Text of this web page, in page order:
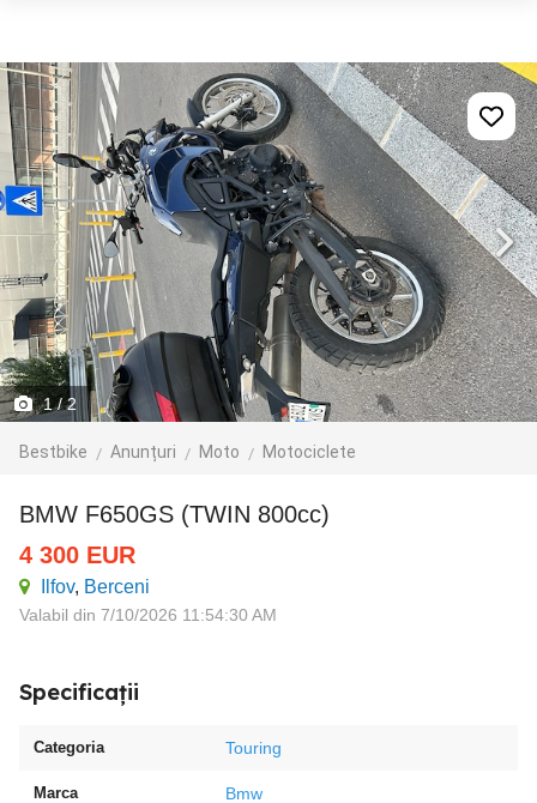
1/ 2
Bestbike Anunțuri Moto Motociclete
BMW F650GS (TWIN 800cc)
4 300 EUR
Ilfov, Berceni
Valabil din 7/10/2026 11:54:30 AM
Specificații
Categoria Touring
Marca Bmw